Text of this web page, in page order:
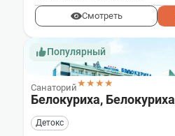
Смотреть
Популярный
Санаторий★★★★
Белокуриха, Белокуриха
Детокс